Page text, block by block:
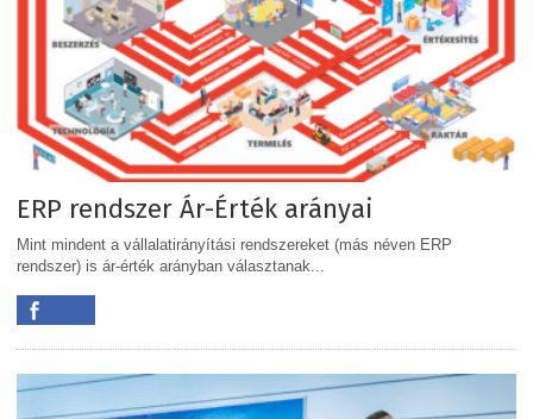
ERP rendszer Ár-Érték arányai
Mint mindent a vállalatirányítási rendszereket (más néven ERP
rendszer) is ár-érték arányban választanak...